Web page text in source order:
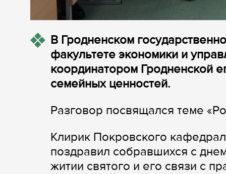
В Гродненском
факультете экономики и
координатором Гродненской
семейных ценностей.
Разговор посвящался теме
Клирик Покровского
поздравил собравшихся с
житии святого и его связи с